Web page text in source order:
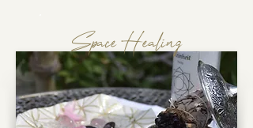
Space Healing